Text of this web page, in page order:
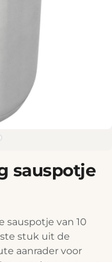
sauspotje
sauspotje van 10
stuk uit de
aanrader voor